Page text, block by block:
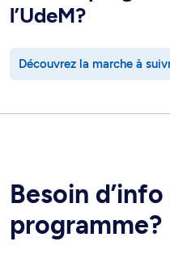
l’UdeM?
Découvrez la marche à
Besoin
programme?